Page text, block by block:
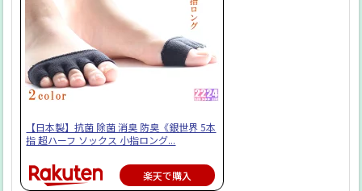
【日本製】抗菌 除菌 消臭 防臭《銀世界 5本
指 超ハーフ ソックス 小指ロング...
楽天で購入